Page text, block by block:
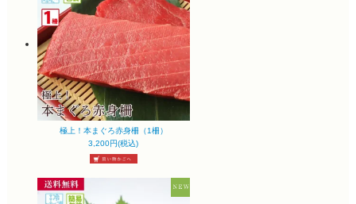
極上！本まぐろ赤身柵（1柵）
3,200円(税込)